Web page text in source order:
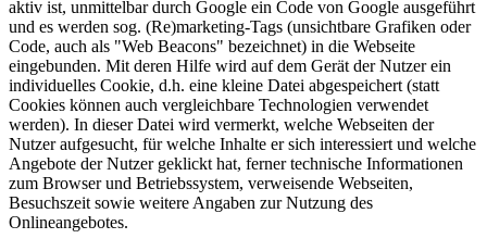
aktiv ist, unmittelbar durch Google ein Code von Google ausgeführt
und es werden sog. (Re)marketing-Tags (unsichtbare Grafiken oder
Code, auch als "Web Beacons" bezeichnet) in die Webseite
eingebunden. Mit deren Hilfe wird auf dem Gerät der Nutzer ein
individuelles Cookie, d.h. eine kleine Datei abgespeichert (statt
Cookies können auch vergleichbare Technologien verwendet
werden). In dieser Datei wird vermerkt, welche Webseiten der
Nutzer aufgesucht, für welche Inhalte er sich interessiert und welche
Angebote der Nutzer geklickt hat, ferner technische Informationen
zum Browser und Betriebssystem, verweisende Webseiten,
Besuchszeit sowie weitere Angaben zur Nutzung des
Onlineangebotes.